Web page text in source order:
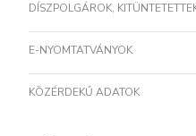
DÍSZPOLGÁROK,
E-NYOMTATVÁNYOK
KÖZÉRDEKŰ ADATOK